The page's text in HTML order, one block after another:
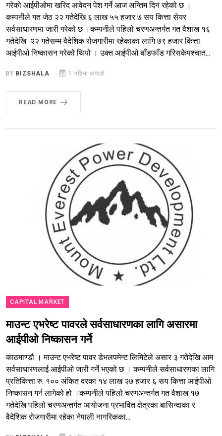
गरेको आईपीओमा खरिद आवेदन पेश गर्ने आज अन्तिम दिन रहेको छ ।
कम्पनीले गत जेठ २२ गतेदेखि ६ लाख ५५ हजार ७ सय कित्ता सेयर
सर्वसाधारणमा जारी गरेको छ ।कम्पनीले पहिलो चरणअन्तर्गत गत वैशाख १६
गतेदेखि २२ गतेसम्म वैदेशिक रोजगारीमा रहेकाका लागि ७९ हजार कित्ता
आईपीओ निष्कासन गरेको थियो । उक्त आईपीओ बाँडफाँड गरिसकेपश्चात...
BY BIZSHALA 1 महिना अगाडी
READ MORE
CAPITAL MARKET
माउन्ट एभरेष्ट पावरले सर्वसाधारणका लागि असारमा
आईपीओ निष्कासन गर्ने
काठमाण्डौ । माउन्ट एभरेष्ट पावर डेभलपमेन्ट लिमिटेले असार ३ गतेदेखि आम
सर्वसाधारणलाई आईपीओ जारी गर्ने भएको छ । कम्पनीले सर्वसाधारणका लागि
प्रतिकित्ता रु. १०० अंकित दरका १४ लाख २७ हजार ६ सय कित्ता आईपीओ
निष्कासन गर्न लागेको हो ।कम्पनीले पहिलो चरणअन्तर्गत गत वैशाख १७
गतेदेखि पहिलो चरणअन्तर्गत आयोजना प्रभावित क्षेत्रका बासिन्दाका र
वैदेशिक रोजगारीमा रहेका नेपाली नागरिकका...